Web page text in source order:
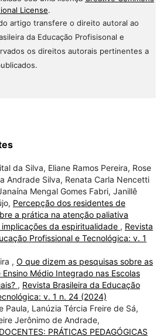
License.
artigo transfere o direito autoral ao
da Educação Profisisonal e
os direitos autorais pertinentes a
da Silva, Eliane Ramos Pereira, Rose
Andrade Silva, Renata Carla Nencetti
Mengal Gomes Fabri, Janillê
Percepção dos residentes de
a prática na atenção paliativa
da espiritualidade , Revista
Profissional e Tecnológica: v. 1
, O que dizem as pesquisas sobre as
Médio Integrado nas Escolas
, Revista Brasileira da Educação
v. 1 n. 24 (2024)
Paula, Lanúzia Tércia Freire de Sá,
Jerônimo de Andrade,
PRÁTICAS PEDAGÓGICAS